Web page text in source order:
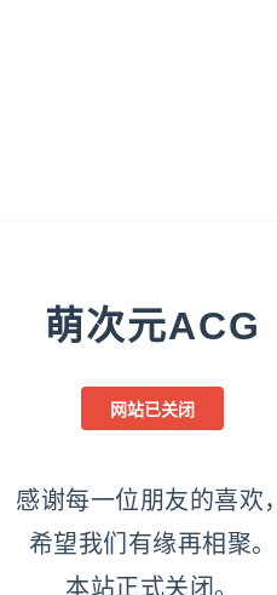
萌次元ACG
网站已关闭
感谢每一位朋友的喜欢，
希望我们有缘再相聚。
本站正式关闭。